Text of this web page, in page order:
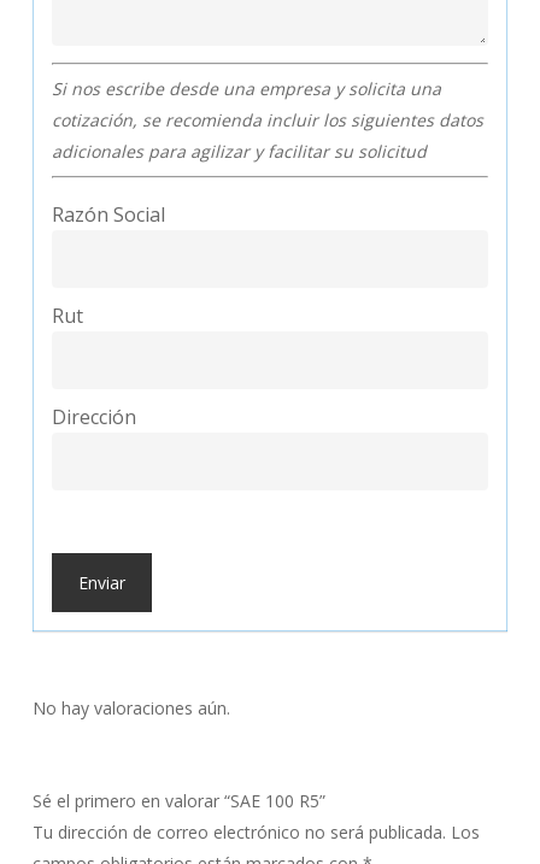
Si nos escribe desde una empresa y solicita una
cotización, se recomienda incluir los siguientes datos
adicionales para agilizar y facilitar su solicitud
Razón Social
Rut
Dirección
No hay valoraciones aún.
Sé el primero en valorar “SAE 100 R5”
Tu dirección de correo electrónico no será publicada. Los